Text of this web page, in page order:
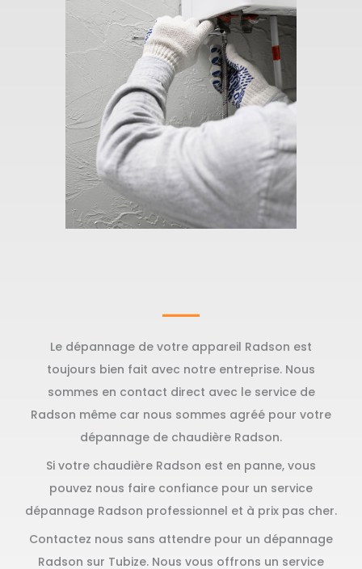
Le dépannage de votre appareil Radson est
toujours bien fait avec notre entreprise. Nous
sommes en contact direct avec le service de
Radson même car nous sommes agréé pour votre
dépannage de chaudière Radson.
Si votre chaudière Radson est en panne, vous
pouvez nous faire confiance pour un service
dépannage Radson professionnel et à prix pas cher.
Contactez nous sans attendre pour un dépannage
Radson sur Tubize. Nous vous offrons un service